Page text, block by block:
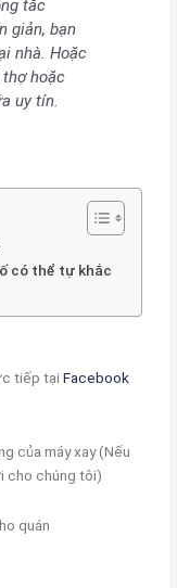
tắc
giản, bạn
nhà. Hoặc
hoặc
uy tín.
có thể tự khắc
tiếp tạiFacebook
của máy xay (Nếu
cho chúng tôi)